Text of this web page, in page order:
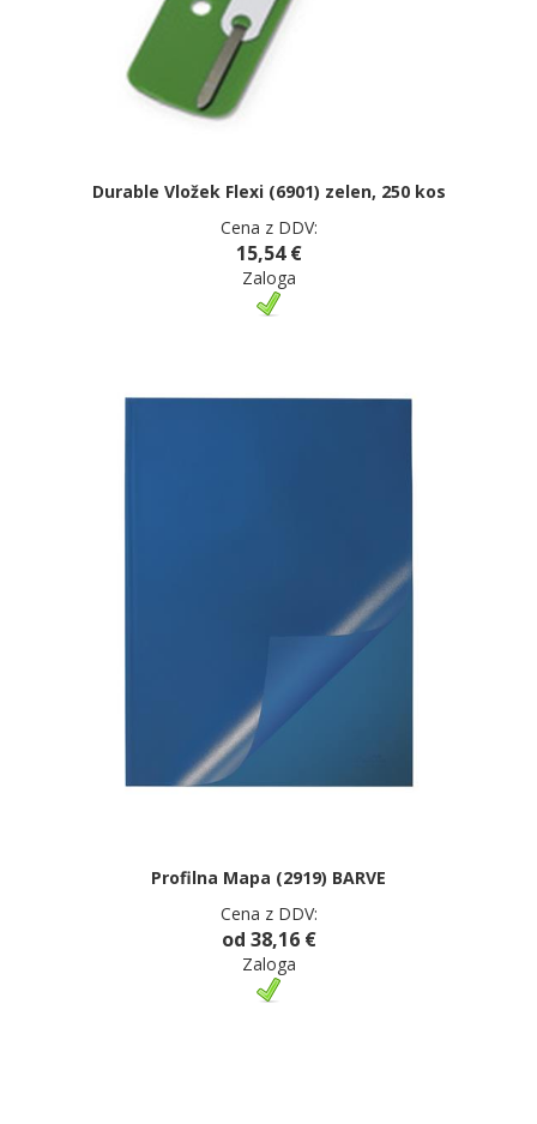
Durable Vložek Flexi (6901) zelen, 250 kos
Cena z DDV:
15,54 €
Zaloga
Profilna Mapa (2919) BARVE
Cena z DDV:
od 38,16 €
Zaloga